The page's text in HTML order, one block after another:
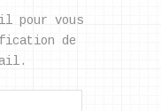
pour vous
de